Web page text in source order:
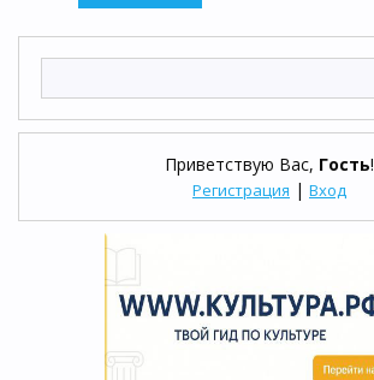
Приветствую Вас, Гость!
Регистрация | Вход